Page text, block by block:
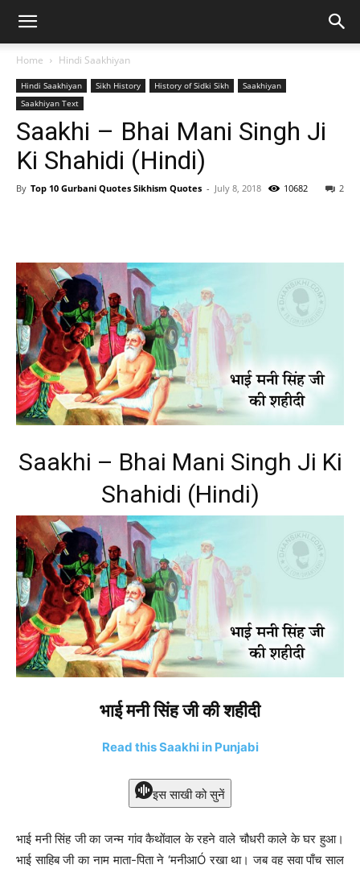
Home Hindi Saakhiyan
Hindi Saakhiyan Sikh History History of Sidki Sikh
Saakhiyan
Saakhiyan Text
Saakhi – Bhai Mani Singh Ji
Ki Shahidi (Hindi)
By Top 10 Gurbani Quotes Sikhism Quotes - July 8, 2018 2
10682
Saakhi – Bhai Mani Singh Ji Ki
Shahidi (Hindi)
भाई मनी सिंह जी की शहीदी
Read this Saakhi in Punjabi
इस साखी को सुनें
भाई मनी सिंह जी का जन्म गांव कैथोंवाल के रहने वाले चौधरी काले के घर हुआ।
भाई साहिब जी का नाम माता-पिता ने ‘मनीआÓ रखा था। जब वह सवा पाँच साल